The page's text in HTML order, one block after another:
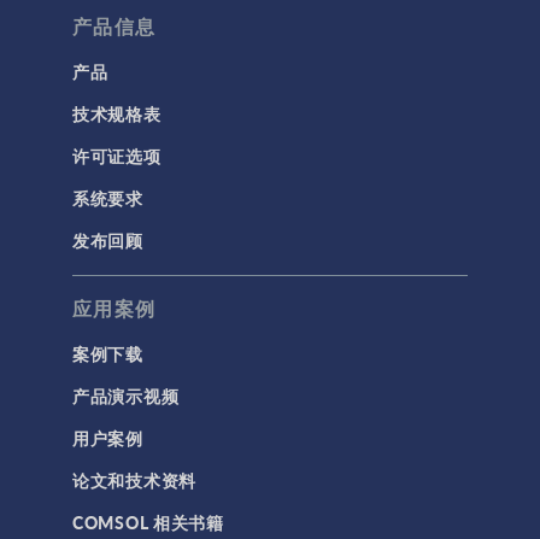
流体流动颗粒跟踪
电磁学
RF 与微波工程
低频电磁学
半导体器件
带电粒子追踪
波动光学
等离子体物理
科学新闻
结构 & 声学
MEMS & 压电器件
产品信息
产品
技术规格表
许可证选项
系统要求
发布回顾
应用案例
案例下载
产品演示视频
用户案例
论文和技术资料
COMSOL 相关书籍